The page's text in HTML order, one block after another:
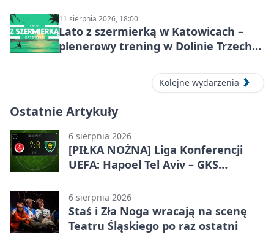
11 sierpnia 2026, 18:00
Lato z szermierką w Katowicach –
plenerowy trening w Dolinie Trzech
Kolejne wydarzenia
Ostatnie Artykuły
6 sierpnia 2026
[PIŁKA NOŻNA] Liga Konferencji
UEFA: Hapoel Tel Aviv – GKS
rundy kwalifikacyjnej
6 sierpnia 2026
Staś i Zła Noga wracają na scenę
Teatru Śląskiego po raz ostatni